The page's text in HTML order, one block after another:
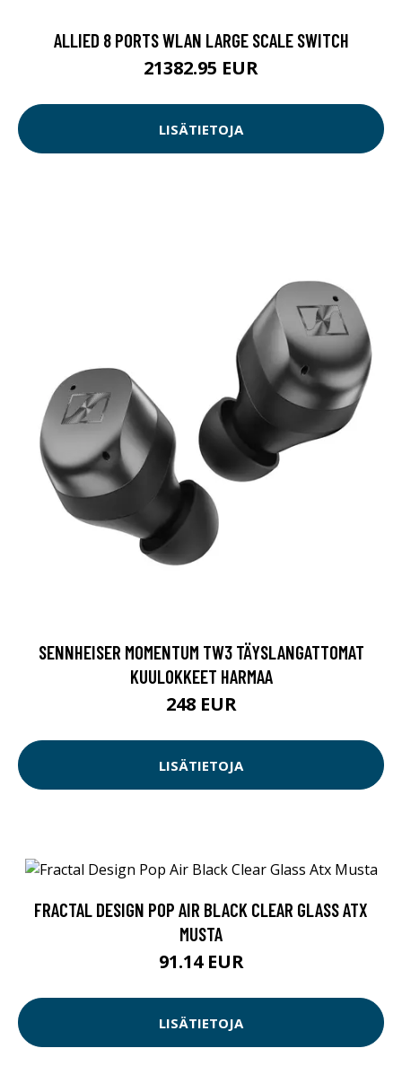
ALLIED 8 PORTS WLAN LARGE SCALE SWITCH
21382.95 EUR
LISÄTIETOJA
SENNHEISER MOMENTUM TW3 TÄYSLANGATTOMAT
KUULOKKEET HARMAA
248 EUR
LISÄTIETOJA
FRACTAL DESIGN POP AIR BLACK CLEAR GLASS ATX
MUSTA
91.14 EUR
LISÄTIETOJA